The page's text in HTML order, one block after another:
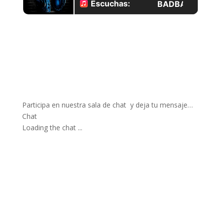
Participa en nuestra sala de chat y deja tu mensaje…
Chat
Loading the chat ...